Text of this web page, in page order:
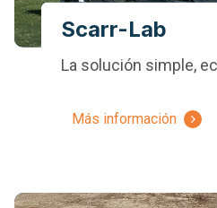
Scarr-Lab
La solución simple,
Más información